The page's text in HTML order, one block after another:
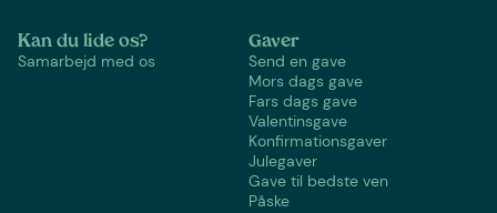
Kan du lide os?
Samarbejd med os
Gaver
Send en gave
Mors dags gave
Fars dags gave
Valentinsgave
Konfirmationsgaver
Julegaver
Gave til bedste ven
Påske